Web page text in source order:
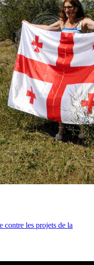
contre les projets de la